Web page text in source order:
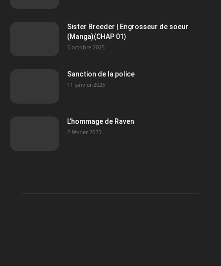
Sister Breeder | Engrosseur de soeur
(Manga)(CHAP 01)
5 octobre 2025
Sanction de la police
11 janvier 2025
L’hommage de Raven
2 février 2025